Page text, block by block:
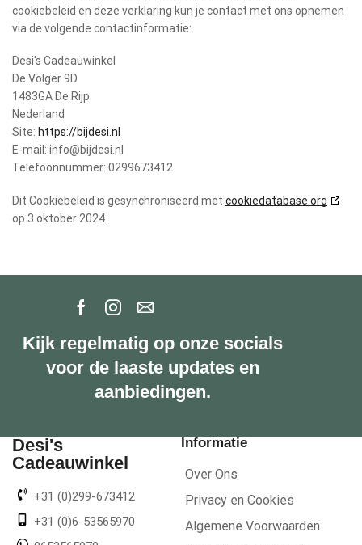
cookiebeleid en deze verklaring kun je contact met ons opnemen
via de volgende contactinformatie:
Desi's Cadeauwinkel
De Volger 9D
1483GA De Rijp
Nederland
Site: https://bijdesi.nl
E-mail: info@bijdesi.nl
Telefoonnummer: 0299673412
Dit Cookiebeleid is gesynchroniseerd met cookiedatabase.org
op 3 oktober 2024.
Kijk regelmatig op onze socials
voor de laaste updates en
aanbiedingen.
Desi's
Cadeauwinkel
+31 (0)299-673412
+31 (0)6-53565970
Informatie
Over Ons
Privacy en Cookies
Algemene Voorwaarden